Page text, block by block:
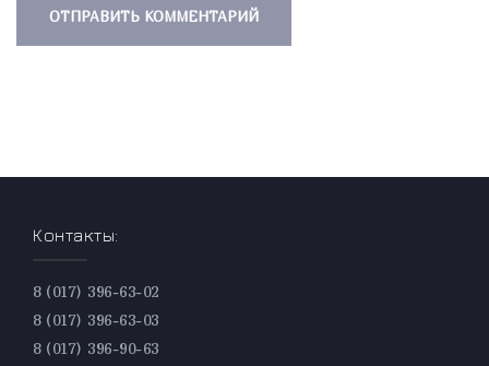
Контакты:
8 (017) 396-63-02
8 (017) 396-63-03
8 (017) 396-90-63